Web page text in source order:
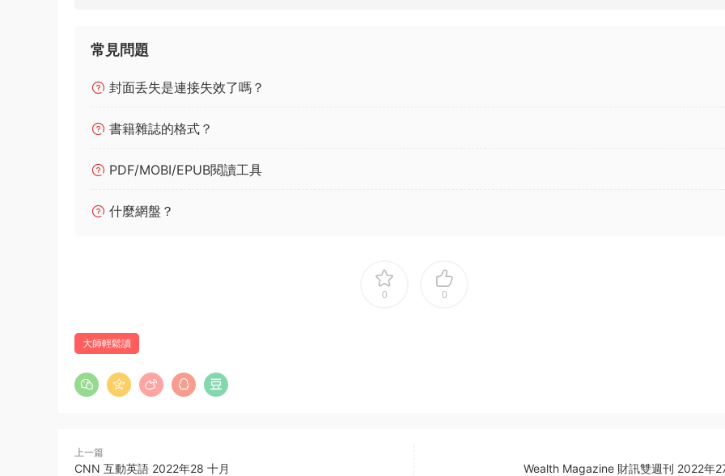
常見問題
封面丢失是連接失效了嗎？
書籍雜誌的格式？
PDF/MOBI/EPUB閱讀工具
什麼網盤？
0 0
大師輕鬆讀
上一篇
CNN 互動英語 2022年28 十月 Wealth Magazine 財訊雙週刊 2022年